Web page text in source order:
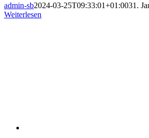
admin-sb2024-03-25T09:33:01+01:0031.
Weiterlesen